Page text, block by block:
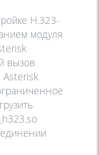
H.323-
модуля
вызов
Asterisk